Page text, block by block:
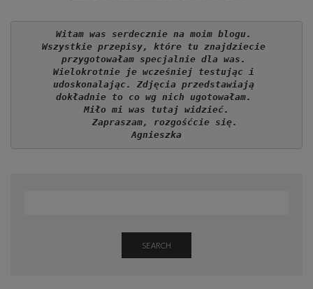
Witam was serdecznie na moim blogu.
Wszystkie przepisy, które tu znajdziecie
przygotowałam specjalnie dla was.
Wielokrotnie je wcześniej testując i
udoskonalając. Zdjęcia przedstawiają
dokładnie to co wg nich ugotowałam.
Miło mi was tutaj widzieć.
   Zapraszam, rozgośćcie się.
Agnieszka
SEARCH